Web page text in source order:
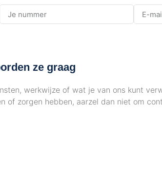
ze graag
werkwijze of wat je van ons kunt
of zorgen hebben, aarzel dan niet om